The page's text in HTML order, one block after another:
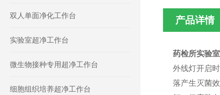
双人单面净化工作台
实验室超净工作台
微生物接种专用超净工作台
细胞组织培养超净工作台
产品详情
药检所实验
外线灯开启
落产生灭菌